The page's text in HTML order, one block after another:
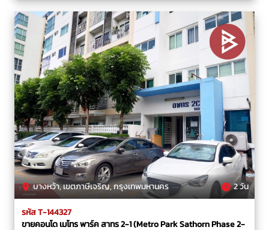
บางหว้า, เขตภาษีเจริญ, กรุงเทพมหานคร 2 วัน
รหัส T-144327
ขายคอนโด เมโทร พาร์ค สาทร 2-1 (Metro Park Sathorn Phase 2-